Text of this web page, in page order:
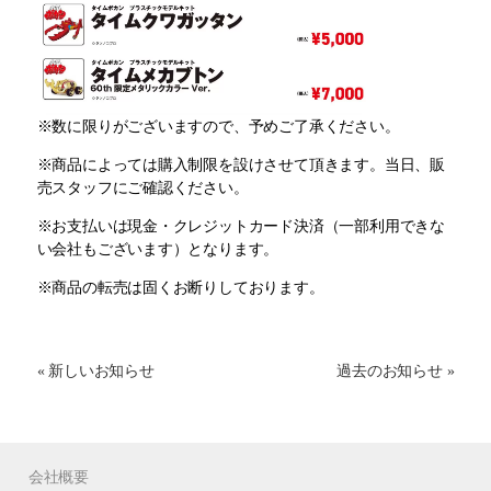
※数に限りがございますので、予めご了承ください。
※商品によっては購入制限を設けさせて頂きます。当日、販
売スタッフにご確認ください。
※お支払いは現金・クレジットカード決済（一部利用できな
い会社もございます）となります。
※商品の転売は固くお断りしております。
« 新しいお知らせ 過去のお知らせ »
会社概要